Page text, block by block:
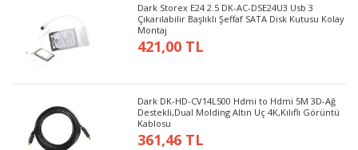
Dark Storex E24 2.5 DK-AC-DSE24U3 Usb 3
Çıkarılabilir Başlıklı Şeffaf SATA Disk Kutusu Kolay
Montaj
421,00 TL
Dark DK-HD-CV14L500 Hdmi to Hdmi 5M 3D-Ağ
Destekli,Dual Molding Altın Uç 4K,Kılıflı Görüntü
Kablosu
361,46 TL